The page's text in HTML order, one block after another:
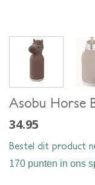
Asobu Horse
34.95
Bestel dit product
170 punten in ons